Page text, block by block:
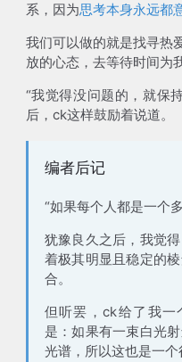
系，因为思考本身永远都
我们可以做的就是找寻热
放的心态，去等待时间为
“我觉得没问题的，就保
后，ck这样鼓励着说道。
编者后记
“如果每个人都是一个
犹豫良久之后，我觉
着极其明显且稳定的
合。
但听罢，ck给了我一
是：如果有一束白光
光谱，所以这也是一个